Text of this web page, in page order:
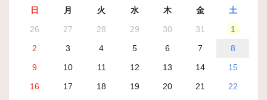
日 月 火 水 木 金
土
26
27 28 29 30 31
1
2
3 4 5 6 7
8
9
10 11 12 13 14
15
16
17 18 19 20 21
22